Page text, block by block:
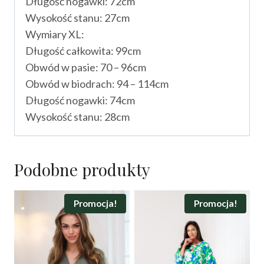
Wysokość stanu: 27cm
Wymiary XL:
Długość całkowita: 99cm
Obwód w pasie: 70 – 96cm
Obwód w biodrach: 94 – 114cm
Długość nogawki: 74cm
Wysokość stanu: 28cm
Podobne produkty
Promocja! Promocja!